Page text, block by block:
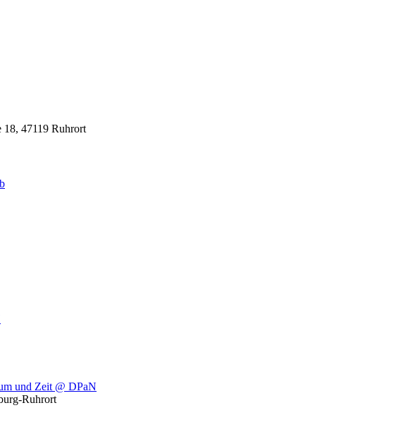
47119 Ruhrort
und Zeit @ DPaN
Ruhrort